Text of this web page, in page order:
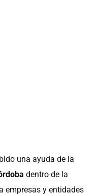
una ayuda de la
dentro de la
empresas y entidades